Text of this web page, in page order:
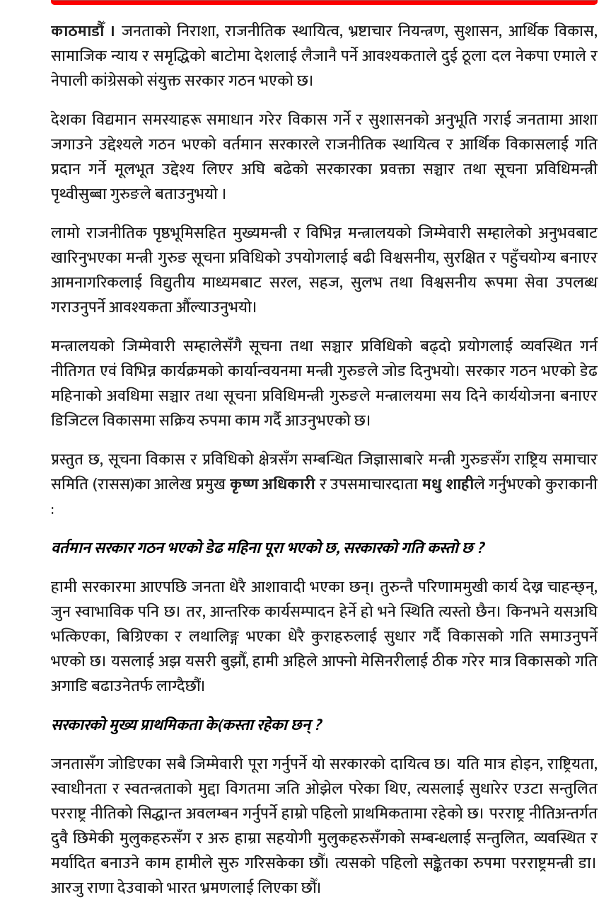
काठमाडौँ । जनताको निराशा, राजनीतिक स्थायित्व, भ्रष्टाचार नियन्त्रण, सुशासन, आर्थिक विकास,
सामाजिक न्याय र समृद्धिको बाटोमा देशलाई लैजानै पर्ने आवश्यकताले दुई ठूला दल नेकपा एमाले र
नेपाली कांग्रेसको संयुक्त सरकार गठन भएको छ।
देशका विद्यमान समस्याहरू समाधान गरेर विकास गर्ने र सुशासनको अनुभूति गराई जनतामा आशा
जगाउने उद्देश्यले गठन भएको वर्तमान सरकारले राजनीतिक स्थायित्व र आर्थिक विकासलाई गति
प्रदान गर्ने मूलभूत उद्देश्य लिएर अघि बढेको सरकारका प्रवक्ता सञ्चार तथा सूचना प्रविधिमन्त्री
पृथ्वीसुब्बा गुरुङले बताउनुभयो ।
लामो राजनीतिक पृष्ठभूमिसहित मुख्यमन्त्री र विभिन्न मन्त्रालयको जिम्मेवारी सम्हालेको अनुभवबाट
खारिनुभएका मन्त्री गुरुङ सूचना प्रविधिको उपयोगलाई बढी विश्वसनीय, सुरक्षित र पहुँचयोग्य बनाएर
आमनागरिकलाई विद्युतीय माध्यमबाट सरल, सहज, सुलभ तथा विश्वसनीय रूपमा सेवा उपलब्ध
गराउनुपर्ने आवश्यकता औँल्याउनुभयो।
मन्त्रालयको जिम्मेवारी सम्हालेसँगै सूचना तथा सञ्चार प्रविधिको बढ्दो प्रयोगलाई व्यवस्थित गर्न
नीतिगत एवं विभिन्न कार्यक्रमको कार्यान्वयनमा मन्त्री गुरुङले जोड दिनुभयो। सरकार गठन भएको डेढ
महिनाको अवधिमा सञ्चार तथा सूचना प्रविधिमन्त्री गुरुङले मन्त्रालयमा सय दिने कार्ययोजना बनाएर
डिजिटल विकासमा सक्रिय रुपमा काम गर्दै आउनुभएको छ।
प्रस्तुत छ, सूचना विकास र प्रविधिको क्षेत्रसँग सम्बन्धित जिज्ञासाबारे मन्त्री गुरुङसँग राष्ट्रिय समाचार
समिति (रासस)का आलेख प्रमुखकृष्ण अधिकारीर उपसमाचारदातामधु शाहीले गर्नुभएको कुराकानी
:
वर्तमान सरकार गठन भएको डेढ महिना पूरा भएको छ, सरकारको गति कस्तो छ ?
हामी सरकारमा आएपछि जनता धेरै आशावादी भएका छन्। तुरुन्तै परिणाममुखी कार्य देख्न चाहन्छ्न्,
जुन स्वाभाविक पनि छ। तर, आन्तरिक कार्यसम्पादन हेर्ने हो भने स्थिति त्यस्तो छैन। किनभने यसअघि
भत्किएका, बिग्रिएका र लथालिङ्ग भएका धेरै कुराहरुलाई सुधार गर्दै विकासको गति समाउनुपर्ने
भएको छ। यसलाई अझ यसरी बुझौँ, हामी अहिले आफ्नो मेसिनरीलाई ठीक गरेर मात्र विकासको गति
अगाडि बढाउनेतर्फ लाग्दैछौं।
सरकारको मुख्य प्राथमिकता के(कस्ता रहेका छन् ?
जनतासँग जोडिएका सबै जिम्मेवारी पूरा गर्नुपर्ने यो सरकारको दायित्व छ। यति मात्र होइन, राष्ट्रियता,
स्वाधीनता र स्वतन्त्रताको मुद्दा विगतमा जति ओझेल परेका थिए, त्यसलाई सुधारेर एउटा सन्तुलित
परराष्ट्र नीतिको सिद्धान्त अवलम्बन गर्नुपर्ने हाम्रो पहिलो प्राथमिकतामा रहेको छ। परराष्ट्र नीतिअन्तर्गत
दुवै छिमेकी मुलुकहरुसँग र अरु हाम्रा सहयोगी मुलुकहरुसँगको सम्बन्धलाई सन्तुलित, व्यवस्थित र
मर्यादित बनाउने काम हामीले सुरु गरिसकेका छौँ। त्यसको पहिलो सङ्केतका रुपमा परराष्ट्रमन्त्री डा।
आरजु राणा देउवाको भारत भ्रमणलाई लिएका छौँ।